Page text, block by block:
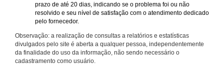
prazo de até 20 dias, indicando se o problema foi ou não
resolvido e seu nível de satisfação com o atendimento dedicado
pelo fornecedor.
Observação: a realização de consultas a relatórios e estatísticas
divulgados pelo site é aberta a qualquer pessoa, independentemente
da finalidade do uso da informação, não sendo necessário o
cadastramento como usuário.